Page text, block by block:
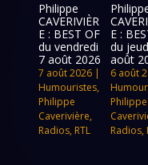
Philippe
CAVERIVIÈR
E : BEST OF
du vendredi
7 août 2026
7 août 2026 |
Humouristes,
Philippe
Caverivière,
Radios, RTL
E :
du
août
6 août
Philippe
Radios,